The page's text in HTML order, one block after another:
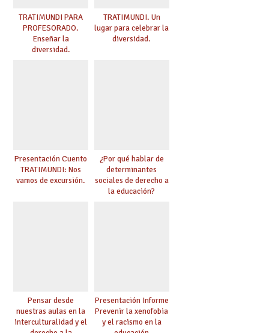
TRATIMUNDI PARA
PROFESORADO.
Enseñar la
diversidad.
TRATIMUNDI. Un
lugar para celebrar la
diversidad.
Presentación Cuento
TRATIMUNDI: Nos
vamos de excursión.
¿Por qué hablar de
determinantes
sociales de derecho a
la educación?
Pensar desde
nuestras aulas en la
interculturalidad y el
Presentación Informe
Prevenir la xenofobia
y el racismo en la